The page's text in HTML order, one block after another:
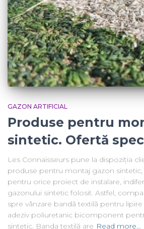
GAZON ARTIFICIAL
Produse pentru
sintetic. Ofertă
Les Connaisseurs pune la dispoziția
produse pentru montaj gazon
pentru orice proiect de instalare,
gazonului sintetic folosit. Astfel,
spre vânzare bandă textilă pentru
adeziv poliuretanic bicomponent
sintetic. Banda textilă are Read more…